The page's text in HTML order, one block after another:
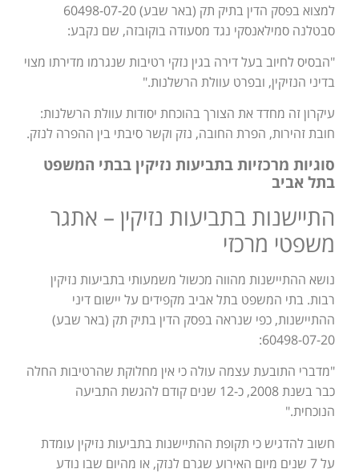
למצוא בפסק הדין בתיק תק (באר שבע) 60498-07-20
סבטלנה סמילאנסקי נגד מסעודה בוקובזה, שם נקבע:
"הבסיס לחיוב בעל דירה בגין נזקי רטיבות שנגרמו מדירתו מצוי
בדיני הנזיקין, ובפרט עוולת הרשלנות."
עיקרון זה מחדד את הצורך בהוכחת יסודות עוולת הרשלנות:
חובת זהירות, הפרת החובה, נזק וקשר סיבתי בין ההפרה לנזק.
סוגיות מרכזיות בתביעות נזיקין בבתי המשפט
בתל אביב
התיישנות בתביעות נזיקין – אתגר
משפטי מרכזי
נושא ההתיישנות מהווה מכשול משמעותי בתביעות נזיקין
רבות. בתי המשפט בתל אביב מקפידים על יישום דיני
ההתיישנות, כפי שנראה בפסק הדין בתיק תק (באר שבע)
60498-07-20:
"מדברי התובעת עצמה עולה כי אין מחלוקת שהרטיבות החלה
כבר בשנת 2008, כ-12 שנים קודם להגשת התביעה
הנוכחית."
חשוב להדגיש כי תקופת ההתיישנות בתביעות נזיקין עומדת
על 7 שנים מיום האירוע שגרם לנזק, או מהיום שבו נודע